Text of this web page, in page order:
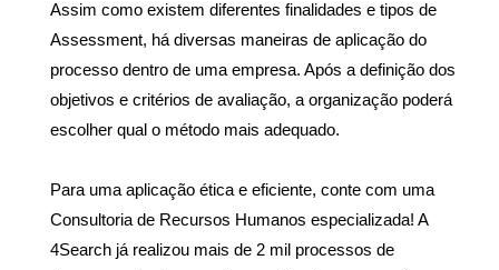
Assim como existem diferentes finalidades e tipos de
Assessment, há diversas maneiras de aplicação do
processo dentro de uma empresa. Após a definição dos
objetivos e critérios de avaliação, a organização poderá
escolher qual o método mais adequado.
Para uma aplicação ética e eficiente, conte com uma
Consultoria de Recursos Humanos especializada! A
4Search já realizou mais de 2 mil processos de